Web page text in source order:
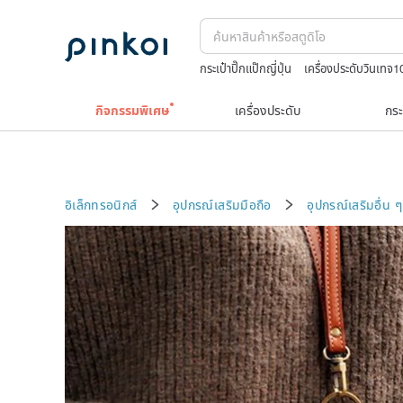
กระเป๋าปิ๊กแป๊กญี่ปุ่น
เครื่องประดับวินเทจ
กิจกรรมพิเศษ เครื่องประดับ กร
อิเล็กทรอนิกส์ อุปกรณ์เสริมมือถือ อุปกรณ์เสริมอื่น ๆ